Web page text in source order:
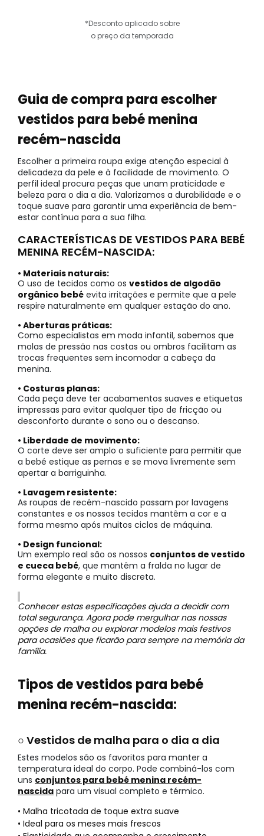
*Desconto aplicado sobre
o preço da temporada
Guia de compra para escolher
vestidos para bebé menina
recém-nascida
Escolher a primeira roupa exige atenção especial à
delicadeza da pele e à facilidade de movimento. O
perfil ideal procura peças que unam praticidade e
beleza para o dia a dia. Valorizamos a durabilidade e o
toque suave para garantir uma experiência de bem-
estar contínua para a sua filha.
CARACTERÍSTICAS DE VESTIDOS PARA BEBÉ
MENINA RECÉM-NASCIDA:
• Materiais naturais:
O uso de tecidos como os vestidos de algodão
orgânico bebé evita irritações e permite que a pele
respire naturalmente em qualquer estação do ano.
• Aberturas práticas:
Como especialistas em moda infantil, sabemos que
molas de pressão nas costas ou ombros facilitam as
trocas frequentes sem incomodar a cabeça da
menina.
• Costuras planas:
Cada peça deve ter acabamentos suaves e etiquetas
impressas para evitar qualquer tipo de fricção ou
desconforto durante o sono ou o descanso.
• Liberdade de movimento:
O corte deve ser amplo o suficiente para permitir que
a bebé estique as pernas e se mova livremente sem
apertar a barriguinha.
• Lavagem resistente:
As roupas de recém-nascido passam por lavagens
constantes e os nossos tecidos mantêm a cor e a
forma mesmo após muitos ciclos de máquina.
• Design funcional:
Um exemplo real são os nossos conjuntos de vestido
e cueca bebé, que mantêm a fralda no lugar de
forma elegante e muito discreta.
Conhecer estas especificações ajuda a decidir com
total segurança. Agora pode mergulhar nas nossas
opções de malha ou explorar modelos mais festivos
para ocasiões que ficarão para sempre na memória da
família.
Tipos de vestidos para bebé
menina recém-nascida:
○ Vestidos de malha para o dia a dia
Estes modelos são os favoritos para manter a
temperatura ideal do corpo. Pode combiná-los com
uns conjuntos para bebé menina recém-
nascida para um visual completo e térmico.
• Malha tricotada de toque extra suave
• Ideal para os meses mais frescos